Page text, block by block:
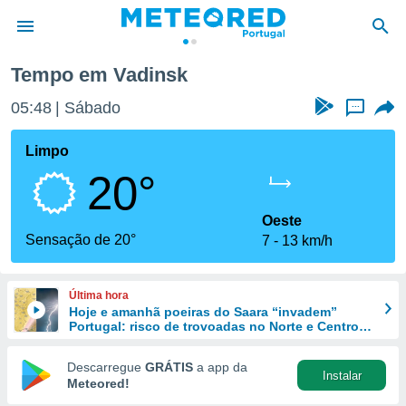
da
foi
fornecidas
a este
das
e
forma
digital
Tempo em Vadinsk
05:48 Sábado ...
Limpo
20°
Sensação de 20°
Oeste
7
13 km/h
Última hora
Hoje e amanhã poeiras do Saara “invadem”
Portugal: risco de trovoadas no Norte e Centro
Descarregue GRÁTIS a app da
Meteored!
Instalar